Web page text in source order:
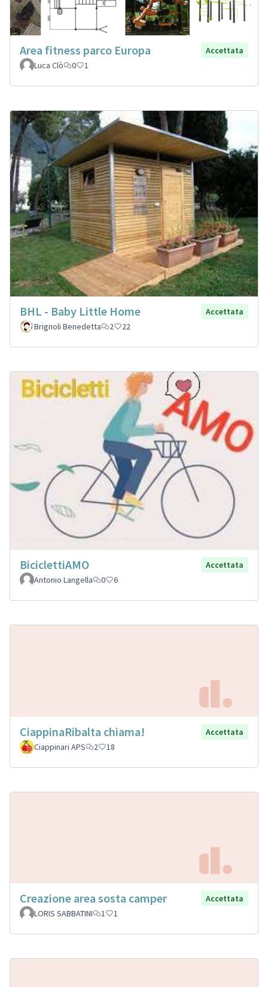
Area fitness parco Europa
Accettata
Luca Clò
0 1
BHL - Baby Little Home
Accettata
Brignoli Benedetta
2 22
BiciclettiAMO
Accettata
Antonio Langella
0 6
CiappinaRibalta chiama!
Accettata
Ciappinari APS
2 18
Creazione area sosta camper
Accettata
LORIS SABBATINI
1 1